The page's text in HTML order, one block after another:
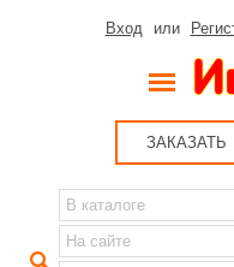
Вход или
ЗАКАЗАТЬ